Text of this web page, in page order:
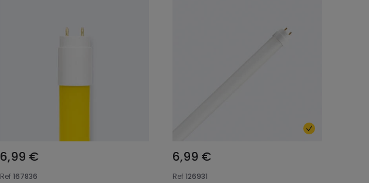
6,99 €
Ref167836
6,99 €
Ref126931